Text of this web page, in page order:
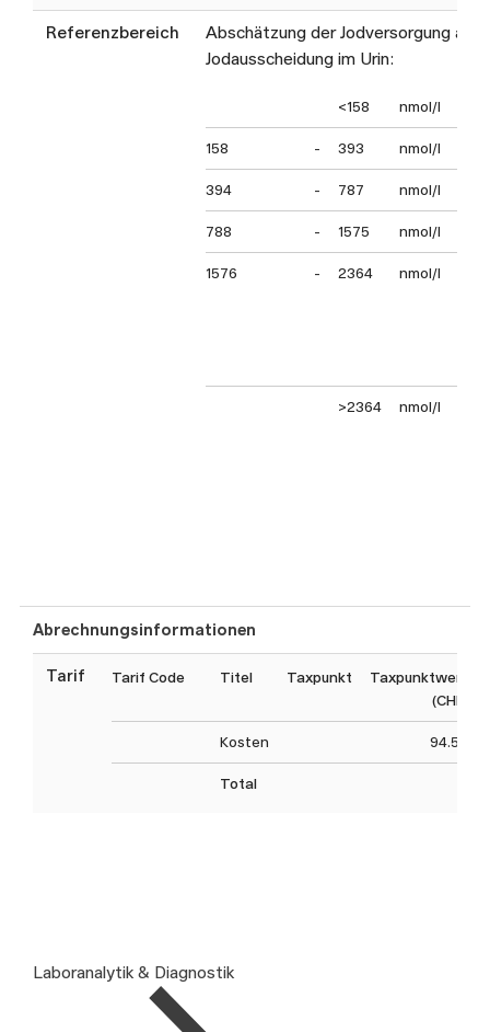
Referenzbereich
Abschätzung der Jodversorgung
Jodausscheidung im Urin:
<158 nmol/l
158 - 393 nmol/l
394 - 787 nmol/l
788 - 1575 nmol/l
1576 - 2364 nmol/l
>2364 nmol/l
Abrechnungsinformationen
Tarif Tarif Code Titel Taxpunkt
Taxpunktwert
(CHF)
Kosten 94.50
Total
Laboranalytik & Diagnostik